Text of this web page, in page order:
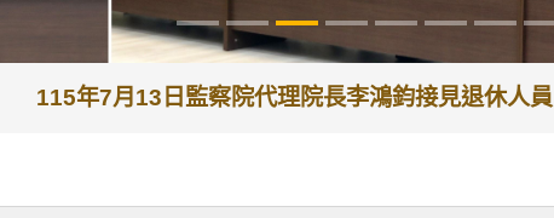
115年7月13日監察院代理院長李鴻鈞接見退休人